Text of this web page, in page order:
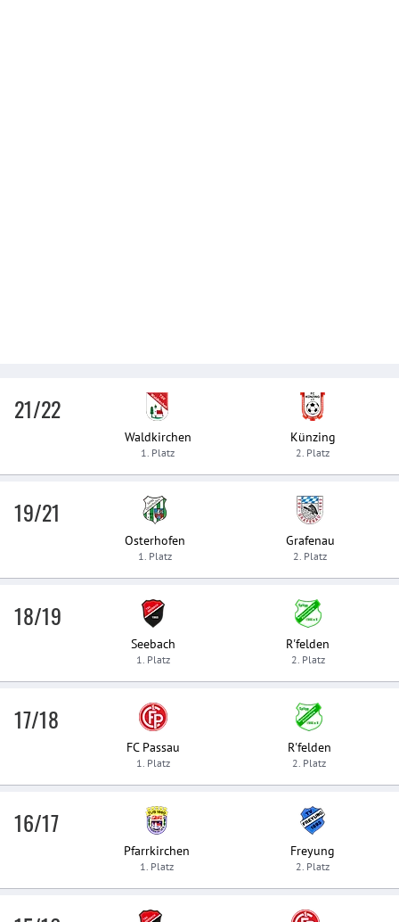
21/22
Waldkirchen
1. Platz
Künzing
2. Platz
19/21
Osterhofen
1. Platz
Grafenau
2. Platz
18/19
Seebach
1. Platz
R'felden
2. Platz
17/18
FC Passau
1. Platz
R'felden
2. Platz
16/17
Pfarrkirchen
1. Platz
Freyung
2. Platz